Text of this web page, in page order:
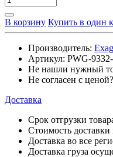
В корзину Купить в один
Производитель:
Артикул: PWG-
Не нашли нужный
Не согласен с ценой?
Доставка
Срок отгрузки
Стоимость
Доставка во все
Доставка груза